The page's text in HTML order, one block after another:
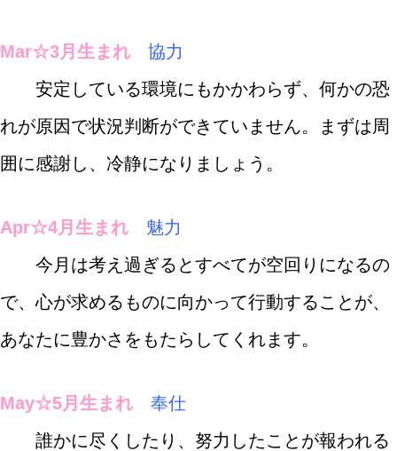
Mar☆3月生まれ
協力
安定している環境にもかかわらず、何かの恐
れが原因で状況判断ができていません。まずは周
囲に感謝し、冷静になりましょう。
Apr☆4月生まれ
魅力
今月は考え過ぎるとすべてが空回りになるの
で、心が求めるものに向かって行動することが、
あなたに豊かさをもたらしてくれます。
May☆5月生まれ
奉仕
誰かに尽くしたり、努力したことが報われる